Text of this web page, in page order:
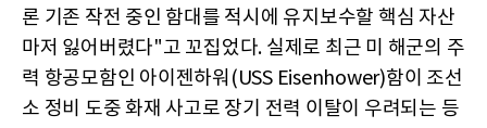
론 기존 작전 중인 함대를 적시에 유지보수할 핵심 자산
마저 잃어버렸다"고 꼬집었다. 실제로 최근 미 해군의 주
력 항공모함인 아이젠하워(USS Eisenhower)함이 조선
소 정비 도중 화재 사고로 장기 전력 이탈이 우려되는 등